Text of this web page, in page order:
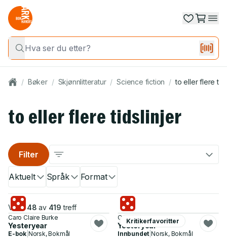
/ Bøker / Skjønnlitteratur / Science fiction / to eller flere
to eller flere tidslinjer
Aktuelt Språk Format
Filter
Viser 48 av 419 treff
Caro Claire Burke
Yesteryear
E-bok Norsk, Bokmål
Kritikerfavoritter
Caro Claire Burke
Yesteryear
Innbundet |Norsk, Bokmål